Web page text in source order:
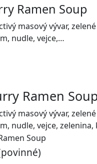
Ramen Soup
masový vývar,
nudle, vejce,…
Ramen Soup
masový vývar,
nudle, vejce,